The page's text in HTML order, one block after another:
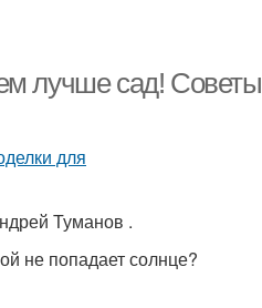
лучше сад! Советы
Туманов .
не попадает солнце?